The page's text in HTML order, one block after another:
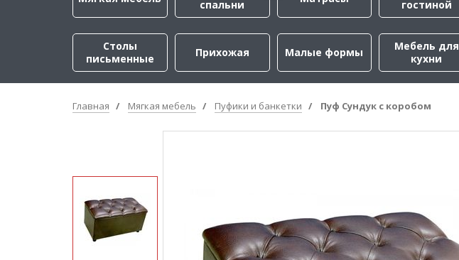
спальни
гостиной
Столы
письменные
Прихожая Малые формы
Мебель для
кухни
Главная Мягкая мебель Пуфики и банкетки Пуф Сундук с коробом